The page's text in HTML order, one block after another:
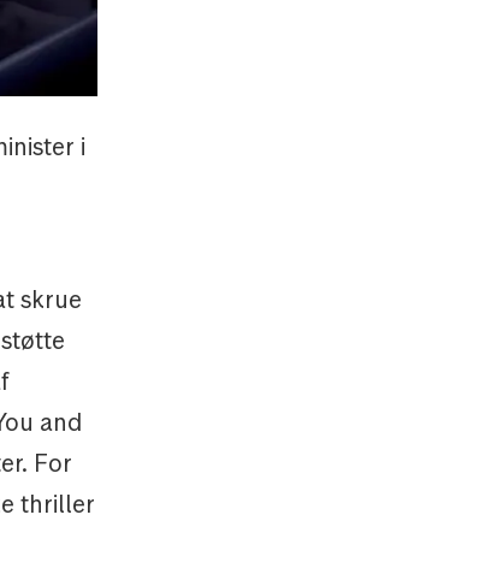
i
skrue
and
For
thriller